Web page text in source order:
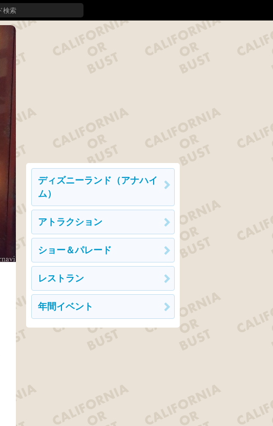
ディズニーランド（アナハイ
ム）
アトラクション
ショー＆パレード
レストラン
年間イベント